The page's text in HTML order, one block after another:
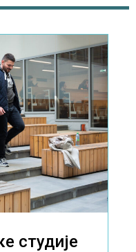
студије